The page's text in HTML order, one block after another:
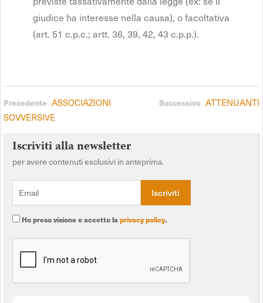
giudice ha interesse nella causa), o facoltativa
(art. 51 c.p.c.; artt. 36, 39, 42, 43 c.p.p.).
Precedente ASSOCIAZIONI
SOVVERSIVE
Successivo ATTENUANTI
Iscriviti alla newsletter
per avere contenuti esclusivi in anteprima.
Ho preso visione e accetto la privacy policy.